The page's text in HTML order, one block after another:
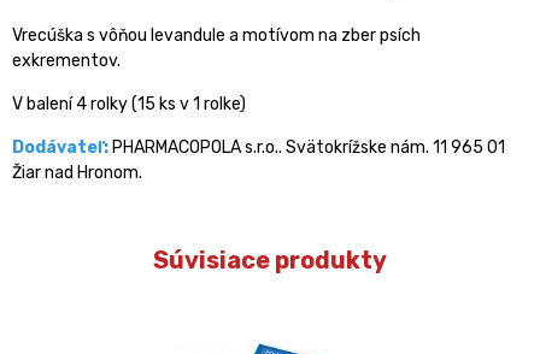
Vrecúška s vôňou levandule a motívom na zber psích
exkrementov.
V balení 4 rolky (15 ks v 1 rolke)
Dodávateľ: PHARMACOPOLA s.r.o.. Svätokrížske nám. 11 965 01
Žiar nad Hronom.
Súvisiace produkty